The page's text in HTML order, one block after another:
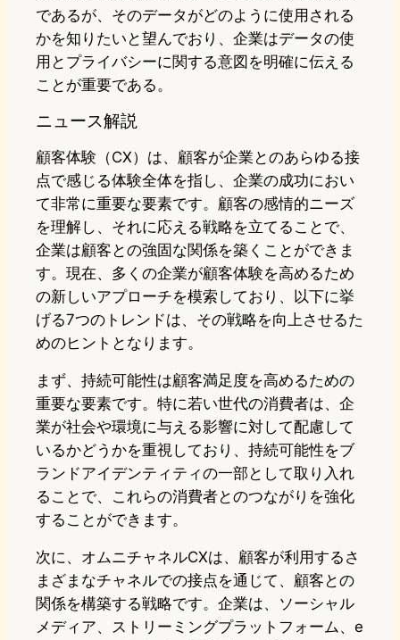
であるが、そのデータがどのように使用される
かを知りたいと望んでおり、企業はデータの使
用とプライバシーに関する意図を明確に伝える
ことが重要である。
ニュース解説
顧客体験（CX）は、顧客が企業とのあらゆる接
点で感じる体験全体を指し、企業の成功におい
て非常に重要な要素です。顧客の感情的ニーズ
を理解し、それに応える戦略を立てることで、
企業は顧客との強固な関係を築くことができま
す。現在、多くの企業が顧客体験を高めるため
の新しいアプローチを模索しており、以下に挙
げる7つのトレンドは、その戦略を向上させるた
めのヒントとなります。
まず、持続可能性は顧客満足度を高めるための
重要な要素です。特に若い世代の消費者は、企
業が社会や環境に与える影響に対して配慮して
いるかどうかを重視しており、持続可能性をブ
ランドアイデンティティの一部として取り入れ
ることで、これらの消費者とのつながりを強化
することができます。
次に、オムニチャネルCXは、顧客が利用するさ
まざまなチャネルでの接点を通じて、顧客との
関係を構築する戦略です。企業は、ソーシャル
メディア、ストリーミングプラットフォーム、e